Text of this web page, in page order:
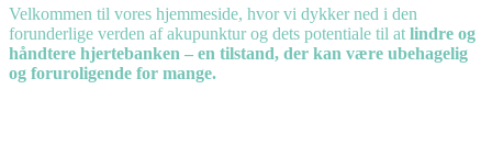
Velkommen til vores hjemmeside, hvor vi dykker ned i den
forunderlige verden af akupunktur og dets potentiale til at lindre og
håndtere hjertebanken – en tilstand, der kan være ubehagelig
og foruroligende for mange.